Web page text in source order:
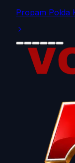
Propam Polda